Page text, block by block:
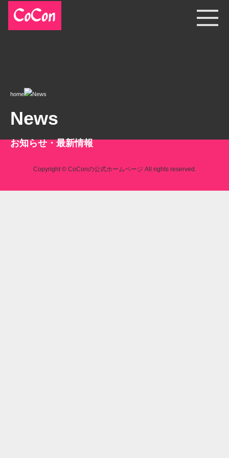
home News
News
お知らせ・最新情報
Copyright © CoConの公式ホームページ All rights reserved.